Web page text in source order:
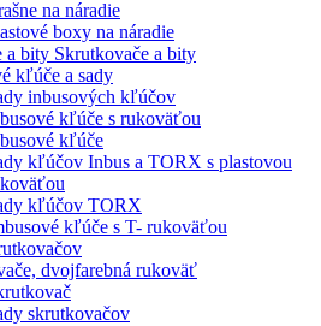
na náradie
boxy na náradie
Skrutkovače a bity
kľúče a sady
inbusových kľúčov
kľúče s rukoväťou
kľúče
kľúčov Inbus a TORX s plastovou
kľúčov TORX
kľúče s T- rukoväťou
dvojfarebná rukoväť
skrutkovačov